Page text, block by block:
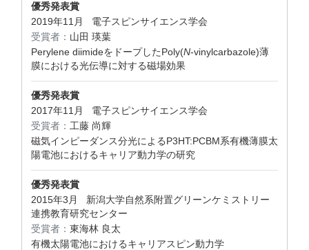
優秀発表賞
2019年11月 電子スピンサイエンス学会
受賞者： 山田 瑛葉
Perylene diimideをドープしたPoly(N-vinylcarbazole)薄
膜における光伝導に対する磁場効果
優秀発表賞
2017年11月 電子スピンサイエンス学会
受賞者： 工藤 尚輝
磁気インピーダンス分光によるP3HT:PCBM系有機薄膜太
陽電池におけるキャリア動力学の研究
優秀発表賞
2015年3月 新潟大学自然系附置グリーンケミストリー
連携教育研究センター
受賞者： 東海林 良太
有機太陽電池におけるキャリアスピン動力学